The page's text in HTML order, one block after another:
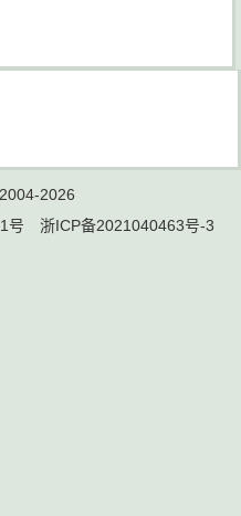
2026
号
浙ICP备2021040463号-3